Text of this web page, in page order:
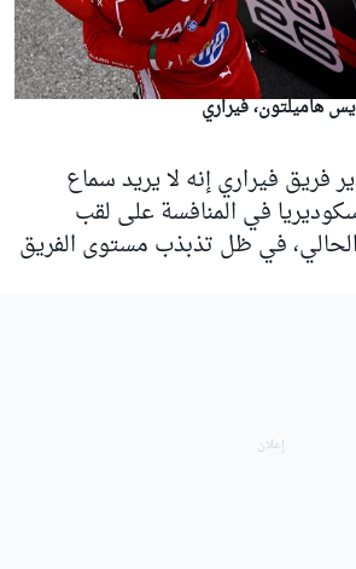
هاميلتون، فيراري
فريق فيراري إنه لا يريد سماع
في المنافسة على لقب
في ظل تذبذب مستوى الفريق